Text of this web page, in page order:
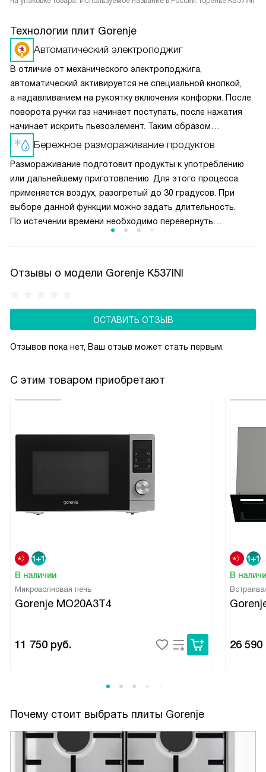
Технологии плит Gorenje
Автоматический электроподжиг
В отличие от механического электроподжига,
автоматический активируется не специальной кнопкой,
а надавливанием на рукоятку включения конфорки. После
поворота ручки газ начинает поступать, после нажатия
начинает искрить пьезоэлемент. Таким образом
вы получаете пламя движением одной руки, что важно
для безопасности и попросту удобно.
Бережное размораживание продуктов
Размораживание подготовит продукты к употреблению
или дальнейшему приготовлению. Для этого процесса
применяется воздух, разогретый до 30 градусов. При
выборе данной функции можно задать длительность.
По истечении времени необходимо перевернуть
Отзывы о модели Gorenje K537INI
ОСТАВИТЬ ОТЗЫВ
Отзывов пока нет, Ваш отзыв может стать первым.
С этим товаром приобретают
В наличии
Микроволновая печь
Gorenje MO20A3T4
11 750 руб.
В
26 590
Почему стоит выбрать плиты Gorenje